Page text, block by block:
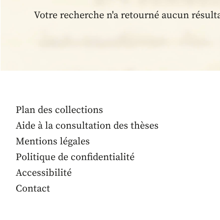
Votre recherche n'a retourné aucun
Plan des collections
Aide à la consultation des thèses
Mentions légales
Politique de confidentialité
Accessibilité
Contact